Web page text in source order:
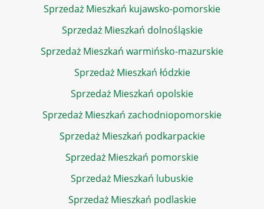
Sprzedaż Mieszkań kujawsko-pomorskie
Sprzedaż Mieszkań dolnośląskie
Sprzedaż Mieszkań warmińsko-mazurskie
Sprzedaż Mieszkań łódzkie
Sprzedaż Mieszkań opolskie
Sprzedaż Mieszkań zachodniopomorskie
Sprzedaż Mieszkań podkarpackie
Sprzedaż Mieszkań pomorskie
Sprzedaż Mieszkań lubuskie
Sprzedaż Mieszkań podlaskie